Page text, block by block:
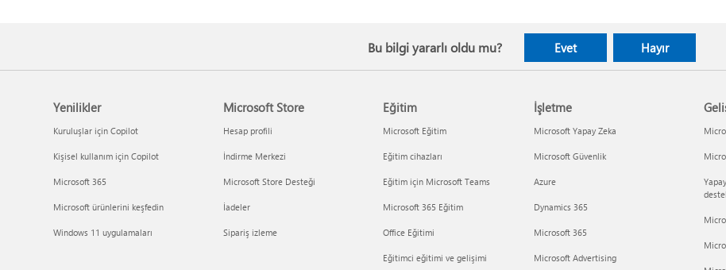
Bu bilgi yararlı oldu mu? Evet Hayır
Yenilikler
Kuruluşlar için Copilot
Kişisel kullanım için Copilot
Microsoft 365
Microsoft ürünlerini keşfedin
Windows 11 uygulamaları
Microsoft Store
Hesap profili
İndirme Merkezi
Microsoft Store Desteği
İadeler
Sipariş izleme
Eğitim
Microsoft Eğitim
Eğitim cihazları
Eğitim için Microsoft Teams
Microsoft 365 Eğitim
Office Eğitimi
Eğitimci eğitimi ve gelişimi
İşletme
Microsoft Yapay Zeka
Microsoft Güvenlik
Azure
Dynamics 365
Microsoft 365
Microsoft Advertising